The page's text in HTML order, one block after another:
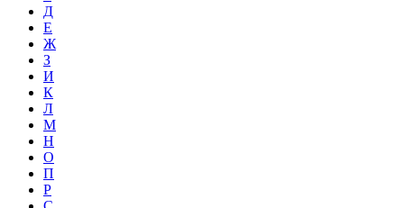
Д
Е
Ж
З
И
К
Л
М
Н
О
П
Р